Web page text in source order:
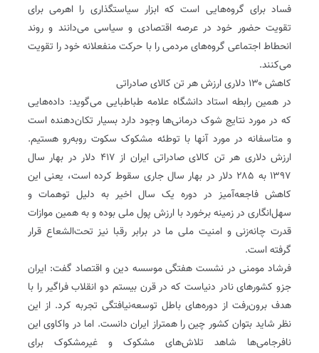
فساد برای گروه‌هایی است که ابزار سیاستگذاری را اهرمی برای
تقویت حضور خود در عرصه اقتصادی و سیاسی می‌دانند و روند
انحطاط اجتماعی گروه‌های مردمی را با حرکت منفعلانه خود را تقویت
می‌کنند.
کاهش ۱۳۰ دلاری ارزش هر تن کالای صادراتی
در همین رابطه استاد دانشگاه علامه طباطبایی می‌گوید: داده‌هایی
که در مورد نتایج شوک درمانی‌ها وجود دارد بسیار تکان‌دهنده است
و متاسفانه در مورد آنها با توطئه مشکوک سکوت روبه‌رو هستیم.
ارزش دلاری هر تن کالای صادراتی ایران از ۴۱۷ دلار در بهار سال
۱۳۹۷ به ۲۸۵ دلار در بهار سال جاری سقوط کرده است، یعنی این
کاهش فاجعه‌آمیز در دوره یک سال اخیر به دلیل توهمات و
سهل‌انگاری در زمینه برخورد با ارزش پول ملی بوده و به همین موازات
قدرت چانه‌زنی و امنیت ملی ما در برابر رقبا نیز تحت‌الشعاع قرار
گرفته است.
فرشاد مومنی در نشست هفتگی موسسه دین و اقتصاد گفت: ایران
جزو کشورهای نادر دنیاست که در قرن بیستم دو انقلاب فراگیر را با
هدف برون‌رفت از دوره‌های باطل توسعه‌نیافتگی تجربه کرد. از این
نظر شاید بتوان کشور چین را همتراز ایران دانست. اما در واکاوی این
نافرجامی‌ها شاهد تلاش‌های مشکوک و غیرمشکوک برای